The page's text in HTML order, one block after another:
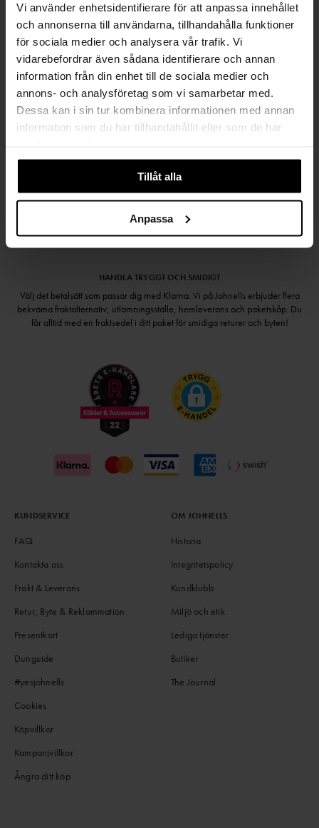
Vi använder enhetsidentifierare för att anpassa innehållet
och annonserna till användarna, tillhandahålla funktioner
för sociala medier och analysera vår trafik. Vi
vidarebefordrar även sådana identifierare och annan
information från din enhet till de sociala medier och
annons- och analysföretag som vi samarbetar med.
Dessa kan i sin tur kombinera informationen med annan
information som du har tillhandahållit eller som de har
Tillåt alla
Anpassa
FRI FRAKT FRÅN 999 KR
SAMLA BONUS I KUNDKLUBBEN
Håll dig uppdaterad
Man
HANDLA TRYGGT OCH SMIDIGT
Välj det betalsätt som passar dig med Klarna. Vi på Johnells erbjuder flera
bekväma fraktalternativ; utlämningsställe, hemleverans och paketskåp. Du
får alltid med en fraktsedel i ditt paket för smidiga returer och byten!
KUNDSERVICE
FAQ
Kontakta oss
Frakt & Leverans
Retur, Byte & Reklammation
Presentkort
Dunguide
#yesjohnells
Cookies
Köpvillkor
Kampanjvillkor
Ångra ditt köp
OM JOHNELLS
Historia
Integritetspolicy
Kundklubb
Miljö och etik
Lediga tjänster
Butiker
The Journal